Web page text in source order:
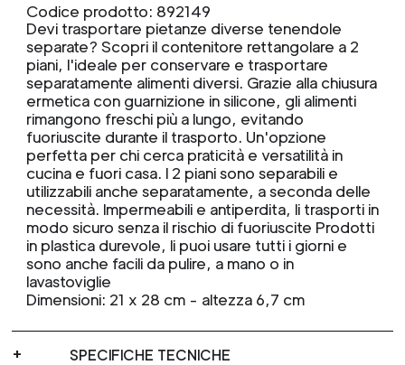
Codice prodotto: 892149
Devi trasportare pietanze diverse tenendole
separate? Scopri il contenitore rettangolare a 2
piani, l'ideale per conservare e trasportare
separatamente alimenti diversi. Grazie alla chiusura
ermetica con guarnizione in silicone, gli alimenti
rimangono freschi più a lungo, evitando
fuoriuscite durante il trasporto. Un'opzione
perfetta per chi cerca praticità e versatilità in
cucina e fuori casa. I 2 piani sono separabili e
utilizzabili anche separatamente, a seconda delle
necessità. Impermeabili e antiperdita, li trasporti in
modo sicuro senza il rischio di fuoriuscite Prodotti
in plastica durevole, li puoi usare tutti i giorni e
sono anche facili da pulire, a mano o in
lavastoviglie
Dimensioni: 21 x 28 cm - altezza 6,7 cm
SPECIFICHE TECNICHE